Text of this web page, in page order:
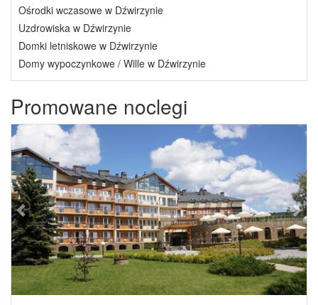
Ośrodki wczasowe w Dźwirzynie
Uzdrowiska w Dźwirzynie
Domki letniskowe w Dźwirzynie
Domy wypoczynkowe / Wille w Dźwirzynie
Promowane noclegi
Previous Next